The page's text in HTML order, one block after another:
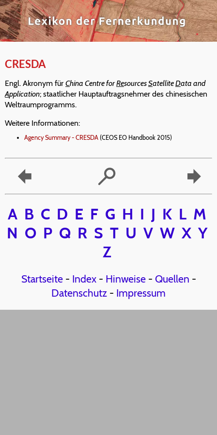
CRESDA
Engl. Akronym für China Centre forResourcesSatelliteData and
Application; staatlicher Hauptauftragsnehmer des chinesischen
Weltraumprogramms.
Weitere Informationen:
Agency Summary - CRESDA (CEOS EO Handbook 2015)
A B C D E F G H I J K L M
N O P Q R S T U V W X Y
Z
Startseite- Index- Hinweise- Quellen -
Datenschutz - Impressum